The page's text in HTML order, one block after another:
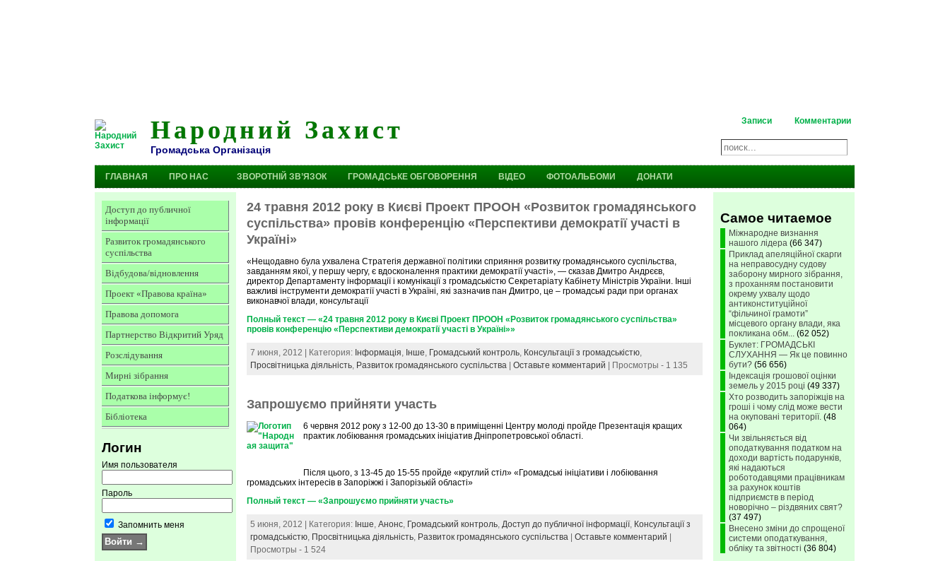
Народний Захист
Громадська Організація
Комментарии
Записи
ГЛАВНАЯ ПРО НАС ЗВОРОТНІЙ ЗВ’ЯЗОК ГРОМАДСЬКЕ ОБГОВОРЕННЯ ВІДЕО ФОТОАЛЬБОМИ ДОНАТИ
Доступ до публичної
інформації
Развиток громадянського
суспільства
Відбудова/відновлення
Проект «Правова країна»
Правова допомога
Партнерство Відкритий Уряд
Розслідування
Мирні зібрання
Податкова інформує!
Бібліотека
Логин
Имя пользователя
Пароль
Запомнить меня
24 травня 2012 року в Києві Проект ПРООН «Розвиток громадянського
суспільства» провів конференцію «Перспективи демократії участі в
Україні»
«Нещодавно була ухвалена Стратегія державної політики сприяння розвитку громадянського суспільства,
завданням якої, у першу чергу, є вдосконалення практики демократії участі», — сказав Дмитро Андрєєв,
директор Департаменту інформації і комунікації з громадськістю Секретаріату Кабінету Міністрів України. Інші
важливі інструменти демократії участі в Україні, які зазначив пан Дмитро, це – громадські ради при органах
виконавчої влади, консультації
Полный текст — «24 травня 2012 року в Києві Проект ПРООН «Розвиток громадянського суспільства»
провів конференцію «Перспективи демократії участі в Україні»»
7 июня, 2012 | Категория: Інформація, Інше, Громадський контроль, Консультації з громадськістю,
Просвітницька діяльність, Развиток громадянського суспільства |Оставьте комментарий | Просмотры - 1 135
Запрошуємо прийняти участь
6 червня 2012 року з 12-00 до 13-30 в приміщенні Центру молоді пройде Презентація кращих
практик лобіювання громадських ініціатив Дніпропетровської області.
Після цього, з 13-45 до 15-55 пройде «круглий стіл» «Громадські ініціативи і лобіювання
громадських інтересів в Запоріжжі і Запорізькій області»
Полный текст — «Запрошуємо прийняти участь»
5 июня, 2012 | Категория: Інше,Анонс, Громадський контроль,Доступ до публичної інформації, Консультації з
громадськістю, Просвітницька діяльність, Развиток громадянського суспільства |Оставьте комментарий
Просмотры - 1 524
Самое читаемое
Міжнародне визнання
нашого лідера (66 347)
Приклад апеляційної скарги
на неправосудну судову
заборону мирного зібрання,
з проханням постановити
окрему ухвалу щодо
антиконституційної
“фільчиної грамоти”
місцевого органу влади, яка
покликана обм... (62 052)
Буклет: ГРОМАДСЬКІ
СЛУХАННЯ — Як це повинно
бути? (56 656)
Індексація грошової оцінки
земель у 2015 році (49 337)
Хто розводить запоріжців на
гроші і чому слід може вести
на окуповані території. (48
064)
Чи звільняється від
оподаткування податком на
доходи вартість подарунків,
які надаються
роботодавцями працівникам
за рахунок коштів
підприємств в період
новорічно – різдвяних свят?
(37 497)
Внесено зміни до спрощеної
системи оподаткування,
обліку та звітності (36 804)